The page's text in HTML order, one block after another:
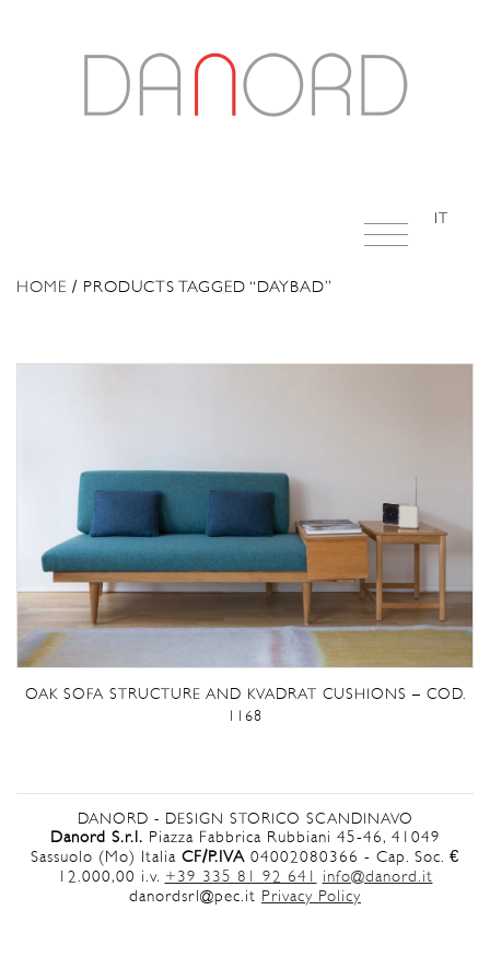
IT
HOME / PRODUCTS TAGGED “DAYBAD”
OAK SOFA STRUCTURE AND KVADRAT CUSHIONS – COD.
1168
DANORD - DESIGN STORICO SCANDINAVO
Danord S.r.l. Piazza Fabbrica Rubbiani 45-46, 41049
Sassuolo (Mo) Italia CF/P.IVA 04002080366 - Cap. Soc. €
12.000,00 i.v. +39 335 81 92 641
info@danord.it
danordsrl@pec.it Privacy Policy